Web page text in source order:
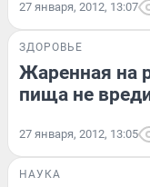
27 января, 2012, 13:07
ЗДОРОВЬЕ
Жаренная на
пища не
27 января, 2012, 13:05
НАУКА